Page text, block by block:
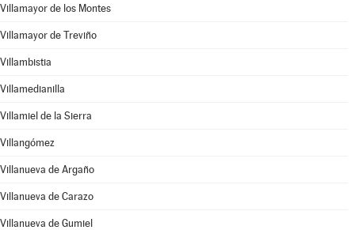
Villamayor de los Montes
Villamayor de Treviño
Villambistia
Villamedianilla
Villamiel de la Sierra
Villangómez
Villanueva de Argaño
Villanueva de Carazo
Villanueva de Gumiel